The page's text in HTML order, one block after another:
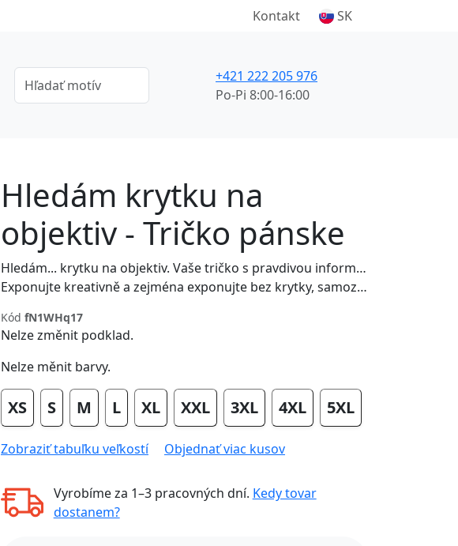
Kontakt SK
+421 222 205 976
Po-Pi 8:00-16:00
Hledám krytku na
objektiv - Tričko pánske
Hledám... krytku na objektiv. Vaše tričko s pravdivou informací!
Exponujte kreativně a zejména exponujte bez krytky, samozřejmě s PPSOP.cz. Vaše ONLINE Škola Perfektní Fotografie.
Kód fN1WHq17
Nelze změnit podklad.
Nelze měnit barvy.
XS S M L XL XXL 3XL 4XL 5XL
Zobraziť tabuľku veľkostí Objednať viac kusov
Vyrobíme za 1–3 pracovných dní. Kedy tovar
dostanem?